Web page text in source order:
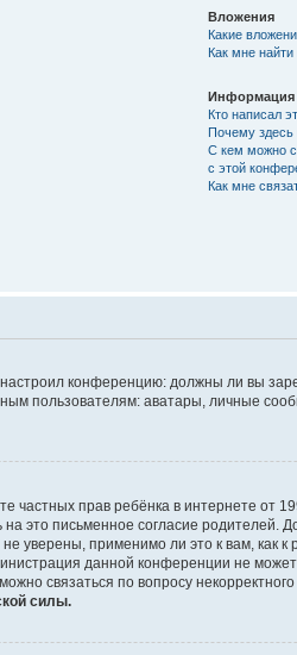
Вложения
Какие
Как мне
Информация
Кто написал
Почему здесь
С кем можно
с этой
Как мне
конференцию: должны ли вы
пользователям: аватары, личные
частных прав ребёнка в интернете
это письменное согласие родителей.
применимо ли это к вам, как
данной конференции не
связаться по вопросу
силы.